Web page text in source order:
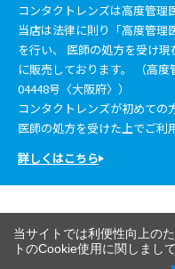
コンタクトレンズは高度管理
当店は法律に則り「高度管理
を行い、 医師の処方を受け
に販売しております。 （高
04448号〈大阪府〉）
コンタクトレンズが初めての
医師の処方を受けた上でご利
詳しくはこちら
当サイトでは利便性向上の
トのCookie使用に関しまし